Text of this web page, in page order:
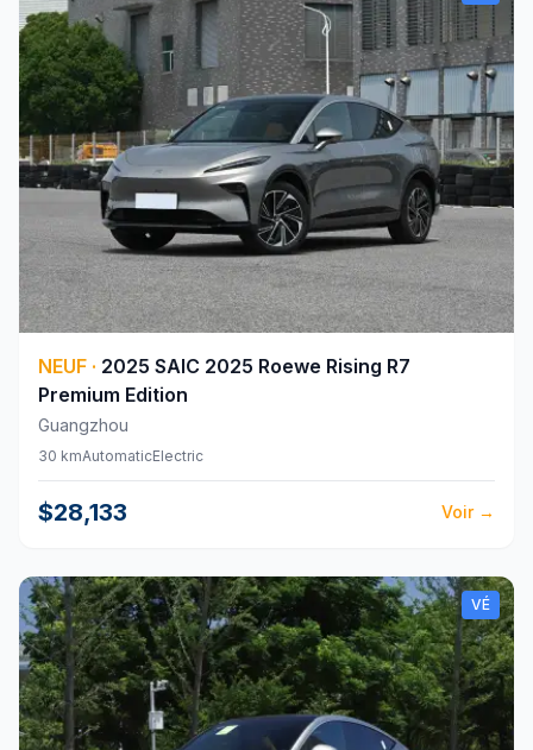
NEUF · 2025 SAIC 2025 Roewe Rising R7
Premium Edition
Guangzhou
30 kmAutomaticElectric
$28,133 Voir→
VÉ